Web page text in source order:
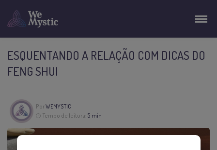
ESQUENTANDO A RELAÇÃO COM DICAS DO
FENG SHUI
PorWEMYSTIC
Tempo de leitura: 5 min